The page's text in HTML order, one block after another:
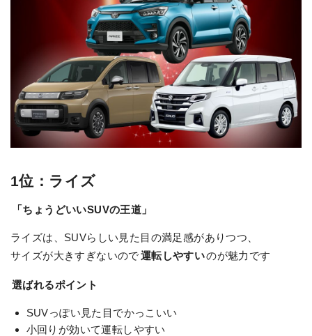
1位：ライズ
「ちょうどいいSUVの王道」
ライズは、SUVらしい見た目の満足感がありつつ、
サイズが大きすぎないので運転しやすいのが魅力です
選ばれるポイント
SUVっぽい見た目でかっこいい
小回りが効いて運転しやすい